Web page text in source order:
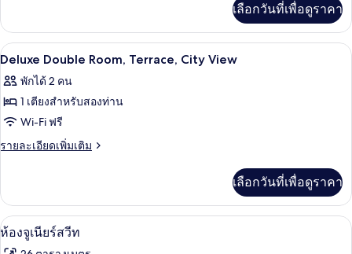
City
View
เกี่ยว
กับ
Deluxe
Room,
City
เลือกวันที่เพื่อดูราคา
เปิด
ภาพถ่าย
ทั้งหมด
ของ
Deluxe
Terrace,
City
View
รับประทานอาหารกลางแจ้ง | บริการอ
2
Deluxe Double Room, Terrace, City View
พักได้ 2 คน
1 เตียงสำหรับสองท่าน
Wi-Fi ฟรี
รายละเอียดเพิ่มเติม
ราย
เกี่ยว
กับ
Deluxe
Double
เลือกวันที่เพื่อดูราคา
เปิด
ภาพถ่าย
เครื่องนอนระดับพรีเมียม, มินิบาร์, ตู้นิ
6
ห้องจูเนียร์สวีท